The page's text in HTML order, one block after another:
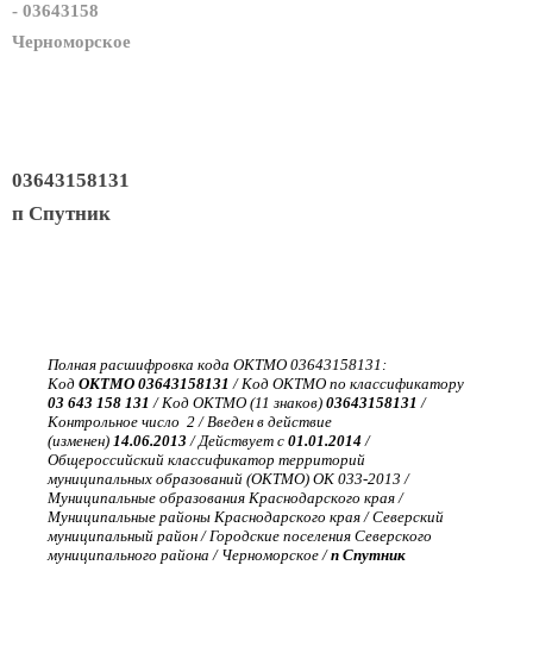
- 03643158
Черноморское
03643158131
п Спутник
Полная расшифровка кода ОКТМО 03643158131:
Код ОКТМО 03643158131 / Код ОКТМО по классификатору
03 643 158 131 / Код ОКТМО (11 знаков) 03643158131 /
Контрольное число 2 / Введен в действие
(изменен) 14.06.2013 / Действует с 01.01.2014 /
Общероссийский классификатор территорий
муниципальных образований (ОКТМО) ОК 033-2013 /
Муниципальные образования Краснодарского края /
Муниципальные районы Краснодарского края / Северский
муниципальный район / Городские поселения Северского
муниципального района / Черноморское /п Спутник